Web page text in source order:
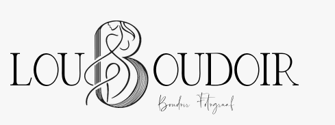
LOU OUDOIR
Boudoir Fotograaf